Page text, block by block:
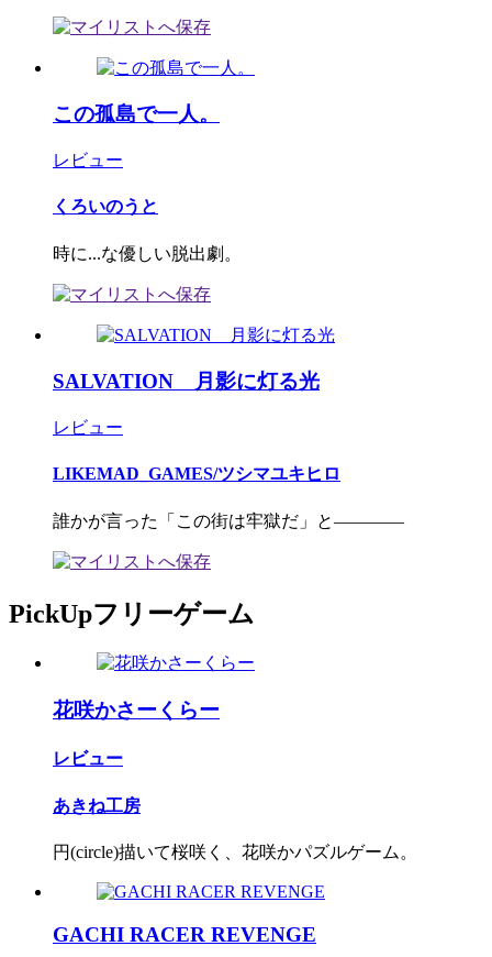
この孤島で一人。
レビュー
くろいのうと
時に...な優しい脱出劇。
SALVATION 月影に灯る光
レビュー
LIKEMAD_GAMES/ツシマユキヒロ
誰かが言った「この街は牢獄だ」と――――
PickUpフリーゲーム
花咲かさーくらー
レビュー
あきね工房
円(circle)描いて桜咲く、花咲かパズルゲーム。
GACHI RACER REVENGE